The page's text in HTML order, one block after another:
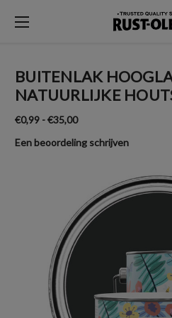
BUITENLAK
NATUURLIJKE
€0,99 - €35,00
Een beoordeling schrijven